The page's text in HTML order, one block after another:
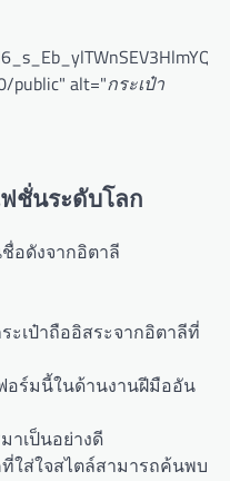
public" alt="กระเป๋า
ชั่นระดับโลก
อดังจากอิตาลี
เป๋าถืออิสระจากอิตาลีที่
ร์มนี้ในด้านงานฝีมืออัน
าเป็นอย่างดี
ใส่ใจสไตล์สามารถค้นพบ